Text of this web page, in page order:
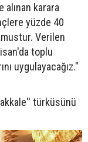
karara
yüzde 40
Verilen
toplu
uygulayacağız."
türküsünü